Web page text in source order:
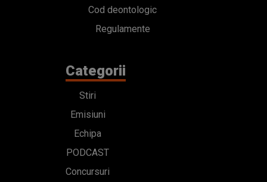
Cod deontologic
Regulamente
Categorii
Stiri
Emisiuni
Echipa
PODCAST
Concursuri